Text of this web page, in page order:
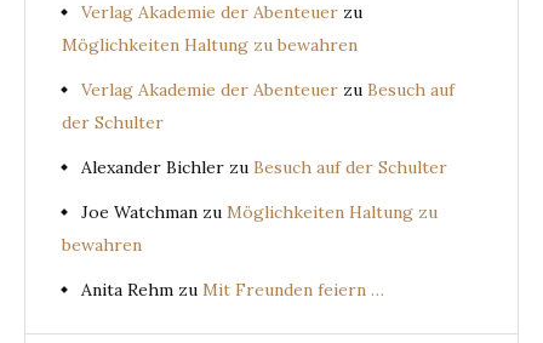
Verlag Akademie der Abenteuer zu
Möglichkeiten Haltung zu bewahren
Verlag Akademie der Abenteuer zu Besuch auf
der Schulter
Alexander Bichler zu Besuch auf der Schulter
Joe Watchman zu Möglichkeiten Haltung zu
bewahren
Anita Rehm zu Mit Freunden feiern …